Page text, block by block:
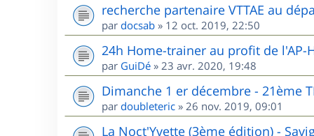
recherche partenaire VTTAE au
par docsab » 12 oct. 2019, 22:50
24h Home-trainer au profit de l'AP-
par GuiDé » 23 avr. 2020, 19:48
Dimanche 1 er décembre - 21ème
par doubleteric » 26 nov. 2019, 09:01
La Noct'Yvette (3ème édition) -